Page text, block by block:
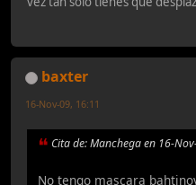
baxter
16-Nov-09, 16:11
Cita de: Manchega en 16-
No tengo mascara